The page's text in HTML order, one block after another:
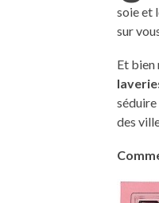
soie et
sur
Et bien
des